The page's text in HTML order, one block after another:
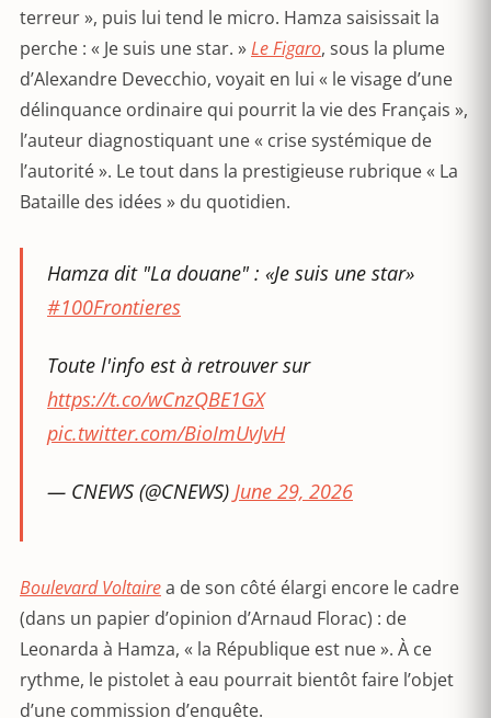
terreur », puis lui tend le micro. Hamza saisissait la
perche : « Je suis une star. »Le Figaro, sous la plume
d’Alexandre Devecchio, voyait en lui « le visage d’une
délinquance ordinaire qui pourrit la vie des Français »,
l’auteur diagnostiquant une « crise systémique de
l’autorité ». Le tout dans la prestigieuse rubrique « La
Bataille des idées » du quotidien.
Hamza dit "La douane" : «Je suis une star»
#100Frontieres
Toute l'info est à retrouver sur
https://t.co/wCnzQBE1GX
pic.twitter.com/BioImUvJvH
— CNEWS (@CNEWS) June 29, 2026
Boulevard Voltairea de son côté élargi encore le cadre
(dans un papier d’opinion d’Arnaud Florac) : de
Leonarda à Hamza, « la République est nue ». À ce
rythme, le pistolet à eau pourrait bientôt faire l’objet
d’une commission d’enquête.